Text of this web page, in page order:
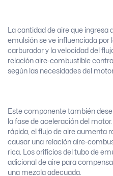
La cantidad de aire que ingresa
emulsión se ve influenciada por
carburador y la velocidad del
relación aire-combustible
según las necesidades del
Este componente también
la fase de aceleración del
rápida, el flujo de aire aumenta
causar una relación aire-
rica. Los orificios del tubo de
adicional de aire para
una mezcla adecuada.